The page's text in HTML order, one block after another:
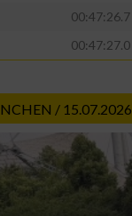
00:47:26.7
00:47:27.0
/ 15.07.2026